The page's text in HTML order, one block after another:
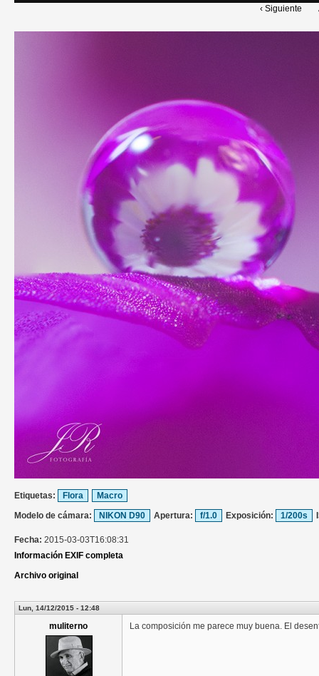
‹ Siguiente
Etiquetas: Flora
Macro
Modelo de cámara:
NIKON D90 Apertura: f/1.0 Exposición: 1/200s
Fecha: 2015-03-03T16:08:31
Información EXIF completa
Archivo original
Lun, 14/12/2015 - 12:48
muliterno La composición me parece muy buena. El